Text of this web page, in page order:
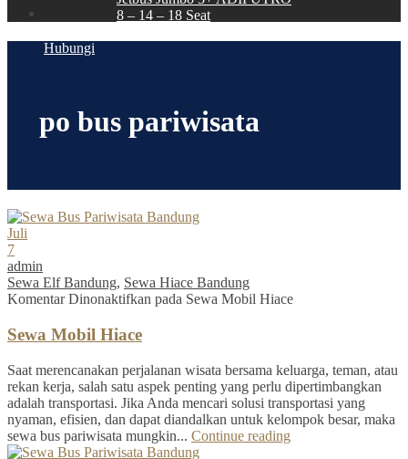
8 – 14 – 18 Seat
Hubungi
po bus pariwisata
Juli
7
admin
Sewa Elf Bandung, Sewa Hiace Bandung
Komentar Dinonaktifkan pada Sewa Mobil Hiace
Sewa Mobil Hiace
Saat merencanakan perjalanan wisata bersama keluarga, teman, atau
rekan kerja, salah satu aspek penting yang perlu dipertimbangkan
adalah transportasi. Jika Anda mencari solusi transportasi yang
nyaman, efisien, dan dapat diandalkan untuk kelompok besar, maka
sewa bus pariwisata mungkin... Continue reading